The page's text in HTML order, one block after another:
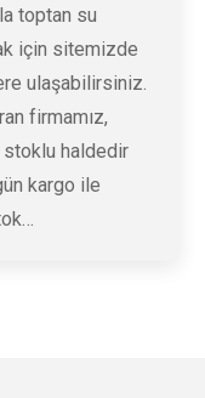
toptan su
için sitemizde
ulaşabilirsiniz.
firmamız,
haldedir
kargo ile